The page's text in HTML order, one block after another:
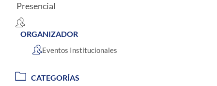
Presencial
ORGANIZADOR
Eventos Institucionales
CATEGORÍAS